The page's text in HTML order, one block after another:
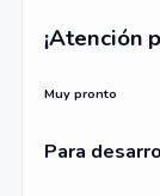
¡Atención
Muy pronto
Para